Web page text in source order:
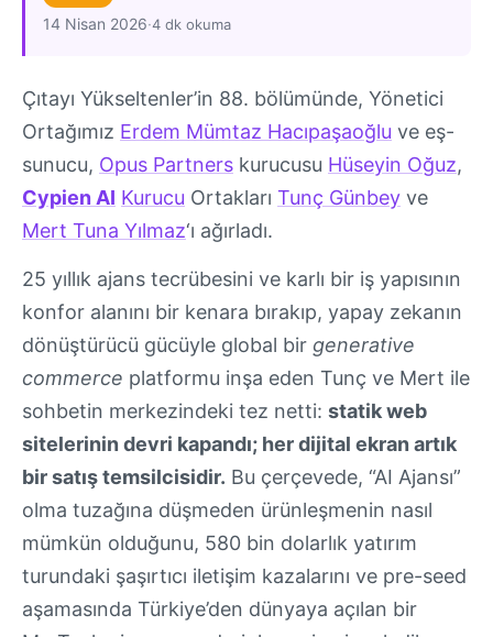
14 Nisan 2026·4 dk okuma
Çıtayı Yükseltenler’in 88. bölümünde, Yönetici
Ortağımız Erdem Mümtaz Hacıpaşaoğlu ve eş-
sunucu, Opus Partners kurucusu Hüseyin Oğuz,
Cypien AI Kurucu Ortakları Tunç Günbey ve
Mert Tuna Yılmaz‘ı ağırladı.
25 yıllık ajans tecrübesini ve karlı bir iş yapısının
konfor alanını bir kenara bırakıp, yapay zekanın
dönüştürücü gücüyle global bir generative
commerce platformu inşa eden Tunç ve Mert ile
sohbetin merkezindeki tez netti: statik web
sitelerinin devri kapandı; her dijital ekran artık
bir satış temsilcisidir. Bu çerçevede, “AI Ajansı”
olma tuzağına düşmeden ürünleşmenin nasıl
mümkün olduğunu, 580 bin dolarlık yatırım
turundaki şaşırtıcı iletişim kazalarını ve pre-seed
aşamasında Türkiye’den dünyaya açılan bir